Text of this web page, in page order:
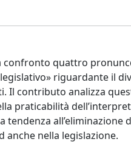
confronto quattro
riguardante il
Il contributo analizza
praticabilità
tendenza
anche nella legislazione.